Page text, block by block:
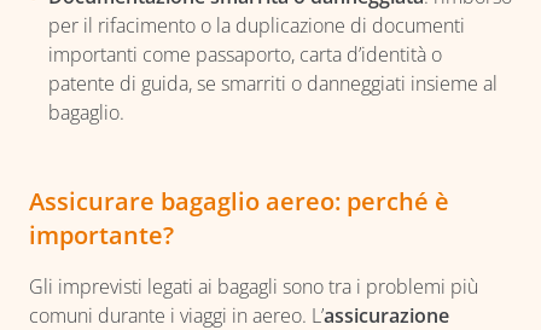
per il rifacimento o la duplicazione di documenti
importanti come passaporto, carta d’identità o
patente di guida, se smarriti o danneggiati insieme al
bagaglio.
Assicurare bagaglio aereo: perché è
importante?
Gli imprevisti legati ai bagagli sono tra i problemi più
comuni durante i viaggi in aereo. L’assicurazione